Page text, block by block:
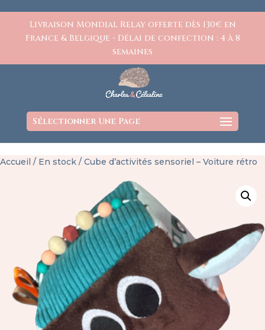
Livraison Mondial Relay offerte dès 130€ en
France & Belgique - Délai de confection : 4 à 8
semaines
Sélectionner Une Page
Accueil / En stock / Cube d’activités sensoriel – Voiture rétro